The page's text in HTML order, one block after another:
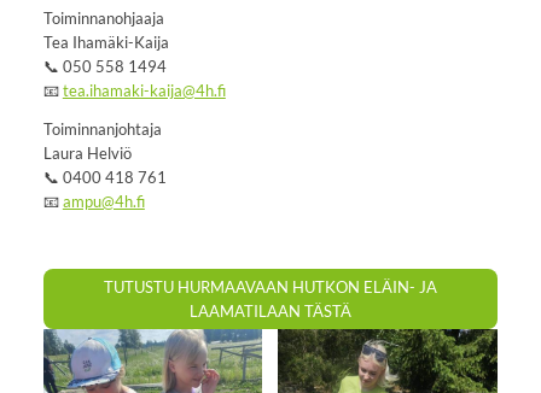
Toiminnanohjaaja
Tea Ihamäki-Kaija
📞 050 558 1494
📧tea.ihamaki-kaija@4h.fi
Toiminnanjohtaja
Laura Helviö
📞 0400 418 761
📧ampu@4h.fi
TUTUSTU HURMAAVAAN HUTKON ELÄIN- JA
LAAMATILAAN TÄSTÄ